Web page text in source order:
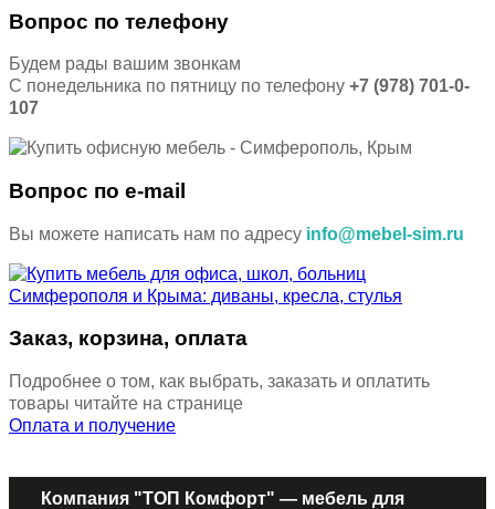
Вопрос по телефону
Будем рады вашим звонкам
С понедельника по пятницу по телефону +7 (978) 701-0-
107
Вопрос по e-mail
Вы можете написать нам по адресу info@mebel-sim.ru
Заказ, корзина, оплата
Подробнее о том, как выбрать, заказать и оплатить
товары читайте на странице
Оплата и получение
Компания "ТОП Комфорт" — мебель для